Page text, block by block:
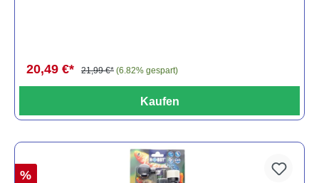
20,49 €* 21,99 €* (6.82% gespart)
Kaufen
%